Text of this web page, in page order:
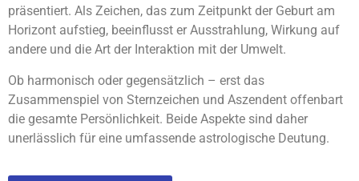
präsentiert. Als Zeichen, das zum Zeitpunkt der Geburt am
Horizont aufstieg, beeinflusst er Ausstrahlung, Wirkung auf
andere und die Art der Interaktion mit der Umwelt.
Ob harmonisch oder gegensätzlich – erst das
Zusammenspiel von Sternzeichen und Aszendent offenbart
die gesamte Persönlichkeit. Beide Aspekte sind daher
unerlässlich für eine umfassende astrologische Deutung.